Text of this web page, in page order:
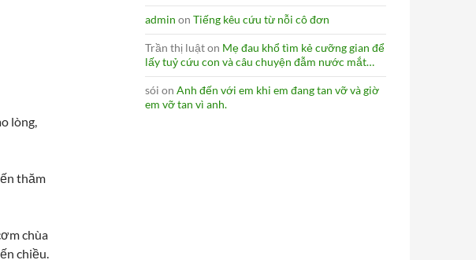
lòng,
thăm
chùa
chiều.
admin on Tiếng kêu cứu từ nỗi cô đơn
Trần thị luậton Mẹ đau khổ tìm kẻ cưỡng gian để
lấy tuỷ cứu con và câu chuyện đẫm nước mắt…
sói on Anh đến với em khi em đang tan vỡ và giờ
em vỡ tan vì anh.